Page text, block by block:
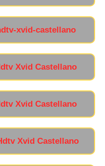
xvid-castellano
Xvid Castellano
Xvid Castellano
Xvid Castellano